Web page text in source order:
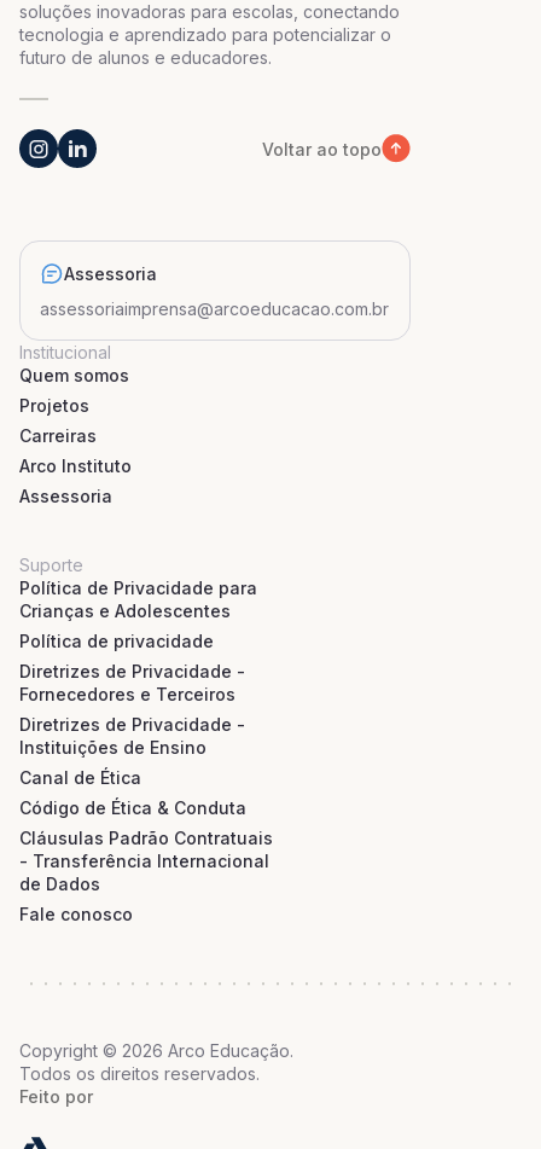
soluções inovadoras para escolas, conectando
tecnologia e aprendizado para potencializar o
futuro de alunos e educadores.
Voltar ao topo
Assessoria
assessoriaimprensa@arcoeducacao.com.br
Institucional
Quem somos
Projetos
Carreiras
Arco Instituto
Assessoria
Suporte
Política de Privacidade para
Crianças e Adolescentes
Política de privacidade
Diretrizes de Privacidade -
Fornecedores e Terceiros
Diretrizes de Privacidade -
Instituições de Ensino
Canal de Ética
Código de Ética & Conduta
Cláusulas Padrão Contratuais
- Transferência Internacional
de Dados
Fale conosco
Copyright © 2026 Arco Educação.
Todos os direitos reservados.
Feito por